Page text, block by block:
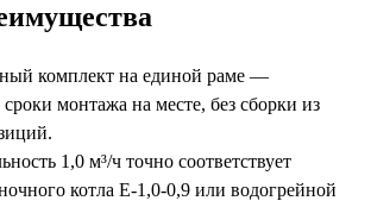
комплект на единой раме —
монтажа на месте, без сборки из
1,0 м³/ч точно соответствует
котла Е-1,0-0,9 или водогрейной